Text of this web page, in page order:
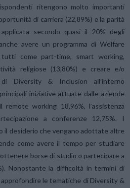
ritengono molto importanti
di carriera (22,89%) e la parità
secondo quasi il 20% degli
avere un programma di Welfare
come part-time, smart working,
religiose (13,80%) e creare e/o
Diversity & Inclusion all’interno
iniziative attuate dalle aziende
working 18,96%, l’assistenza
a conferenze 12,75%. I
il desiderio che vengano adottate altre
come avere il tempo per studiare
borse di studio o partecipare a
Nonostante la difficoltà in termini di
le tematiche di Diversity &